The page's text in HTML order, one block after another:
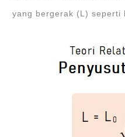
yang bergerak (L) seperti